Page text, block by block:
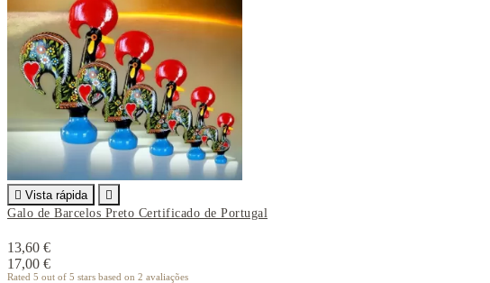
 Vista rápida

Galo de Barcelos Preto Certificado de Portugal
13,60 €
17,00 €
Rated 5 out of 5 stars based on 2 avaliações